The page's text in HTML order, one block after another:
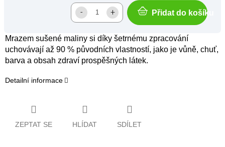
Přidat do košíku
Mrazem sušené maliny si díky šetrnému zpracování
uchovávají až 90 % původních vlastností, jako je vůně, chuť,
barva a obsah zdraví prospěšných látek.
Detailní informace
ZEPTAT SE HLÍDAT SDÍLET